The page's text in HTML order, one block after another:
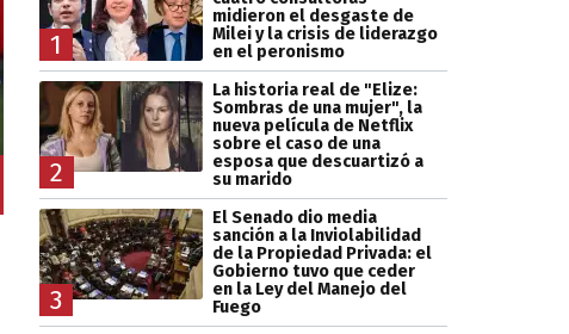
1
midieron el desgaste de
Milei y la crisis de liderazgo
en el peronismo
2
La historia real de "Elize:
Sombras de una mujer", la
nueva película de Netflix
sobre el caso de una
esposa que descuartizó a
su marido
3
El Senado dio media
sanción a la Inviolabilidad
de la Propiedad Privada: el
Gobierno tuvo que ceder
en la Ley del Manejo del
Fuego